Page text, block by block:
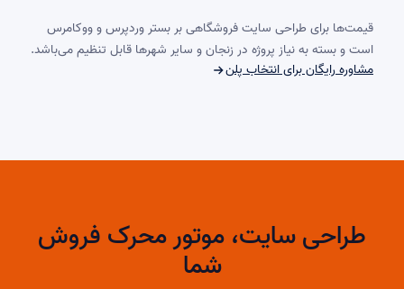
قیمت‌ها برای طراحی سایت فروشگاهی بر بستر وردپرس و ووکامرس
است و بسته به نیاز پروژه در زنجان و سایر شهرها قابل تنظیم می‌باشد.
مشاوره رایگان برای انتخاب پلن
طراحی سایت، موتور محرک فروش
شما